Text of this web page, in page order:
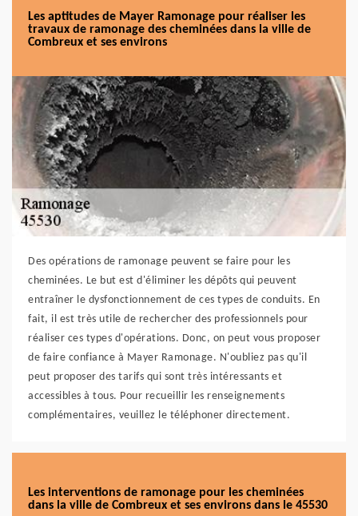
Les aptitudes de Mayer Ramonage pour réaliser les
travaux de ramonage des cheminées dans la ville de
Combreux et ses environs
Des opérations de ramonage peuvent se faire pour les
cheminées. Le but est d'éliminer les dépôts qui peuvent
entraîner le dysfonctionnement de ces types de conduits. En
fait, il est très utile de rechercher des professionnels pour
réaliser ces types d'opérations. Donc, on peut vous proposer
de faire confiance à Mayer Ramonage. N'oubliez pas qu'il
peut proposer des tarifs qui sont très intéressants et
accessibles à tous. Pour recueillir les renseignements
complémentaires, veuillez le téléphoner directement.
Les interventions de ramonage pour les cheminées
dans la ville de Combreux et ses environs dans le 45530